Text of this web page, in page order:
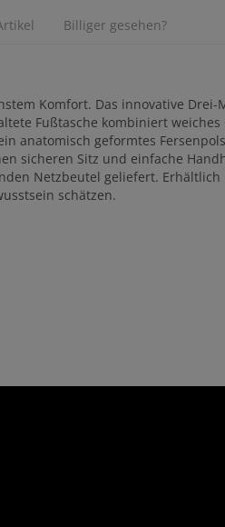
Billiger gesehen?
Komfort. Das innovative Drei-
Fußtasche kombiniert
anatomisch geformtes
sicheren Sitz und einfache
Netzbeutel geliefert. Erhältlich
schätzen.